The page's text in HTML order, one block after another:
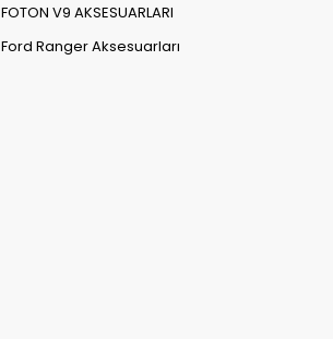
FOTON V9 AKSESUARLARI
Ford Ranger Aksesuarları